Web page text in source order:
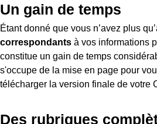
Un gain de temps
Étant donné que vous n’avez plus
correspondants à vos informations
constitue un gain de temps
s'occupe de la mise en page pour
télécharger la version finale de votre
Des rubriques